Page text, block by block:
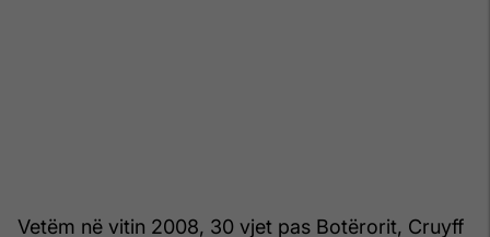
Vetëm në vitin 2008, 30 vjet pas Botërorit, Cruyff